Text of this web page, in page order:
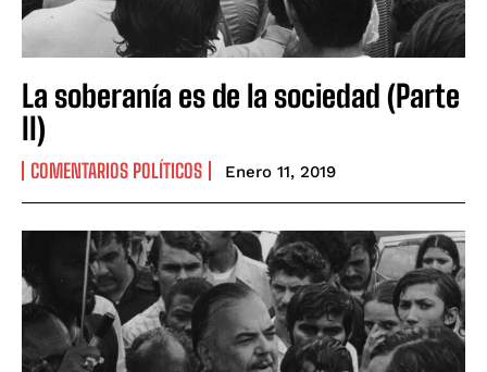
La soberanía es de la sociedad (Parte
II)
COMENTARIOS POLÍTICOS Enero 11, 2019